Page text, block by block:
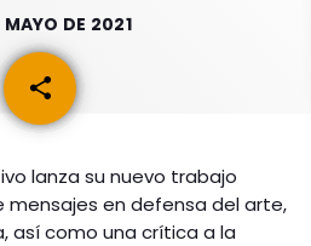
MAYO DE 2021
share
email
lanza su nuevo trabajo
en defensa del arte,
así como una crítica a la